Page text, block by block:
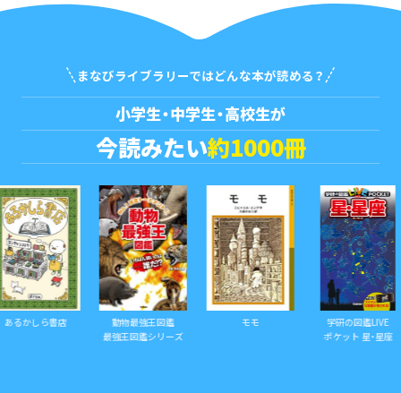
まなびライブラリーではどんな本が読める？
小学生・中学生・高校生が
今読みたい約1000冊
ら書店
動物最強王図鑑
最強王図鑑シリーズ
学研の図鑑LIVE
ポケット 星・星座